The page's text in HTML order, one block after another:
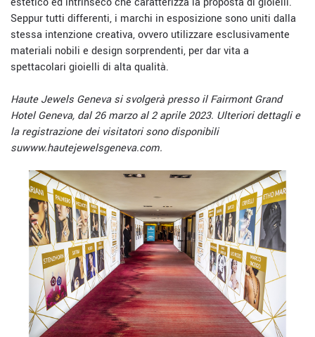
Seppur tutti differenti, i marchi in esposizione sono uniti dalla
stessa intenzione creativa, ovvero utilizzare esclusivamente
materiali nobili e design sorprendenti, per dar vita a
spettacolari gioielli di alta qualità.
Haute Jewels Geneva si svolgerà presso il Fairmont Grand
Hotel Geneva, dal 26 marzo al 2 aprile 2023. Ulteriori dettagli e
la registrazione dei visitatori sono disponibili
suwww.hautejewelsgeneva.com.